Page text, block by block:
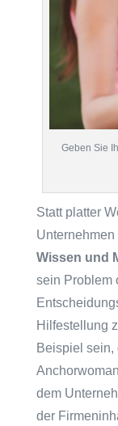
Geben Sie
Statt platter
Wissen und
sein Problem
Hilfestellung
Beispiel sein,
dem
der